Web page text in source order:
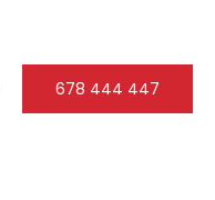
678 444 447